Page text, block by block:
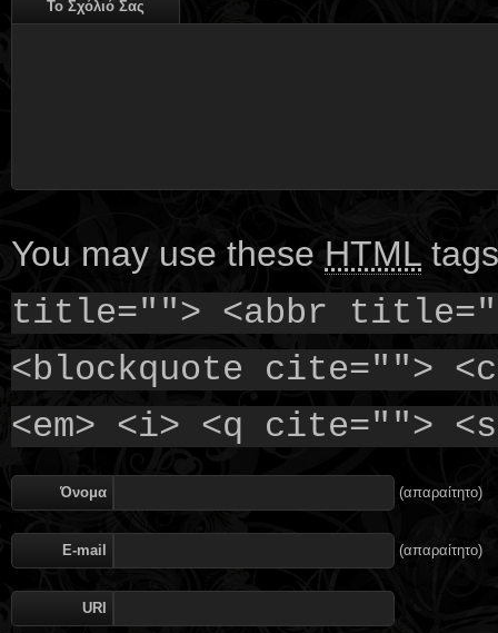
Το Σχόλιό Σας
You may use these HTML
title=""> <abbr
<blockquote cite="">
<em> <i> <q cite="">
Όνομα (απαραίτητο)
E-mail (απαραίτητο)
URI